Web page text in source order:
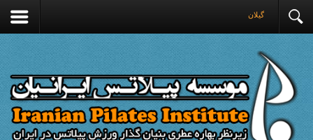
گيلان